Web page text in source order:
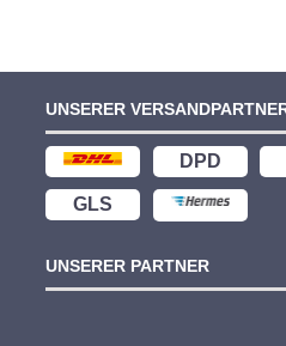
UNSERER
DPD
GLS
UNSERER PARTNER